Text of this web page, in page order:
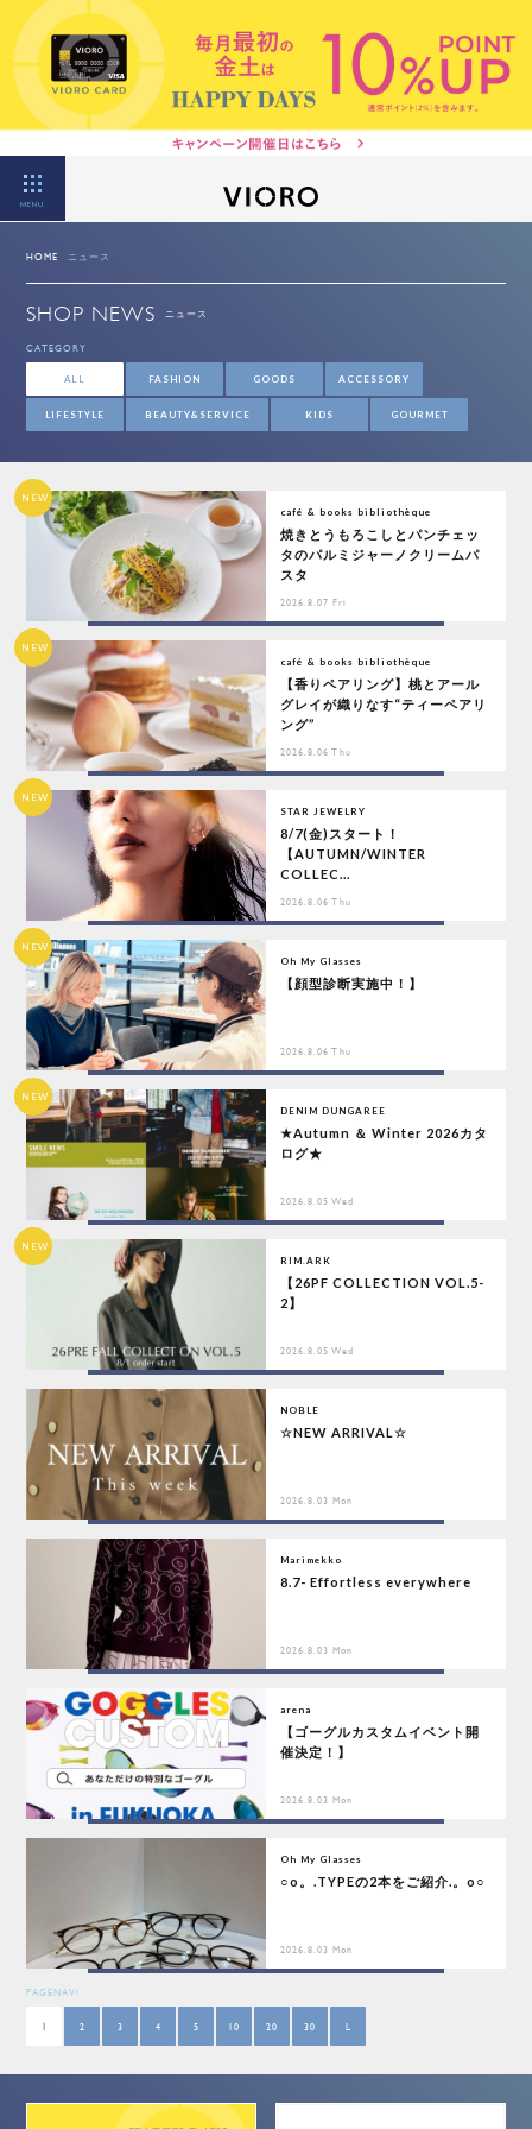
MENU
HOME ニュース
SHOP NEWS ニュース
CATEGORY
ALL FASHION GOODS ACCESSORY
LIFESTYLE BEAUTY&SERVICE KIDS GOURMET
NEW
café & books bibliothèque
焼きとうもろこしとパンチェッ
タのパルミジャーノクリームパ
スタ
2026.8.07 Fri
NEW
café & books bibliothèque
【香りペアリング】桃とアール
グレイが織りなす“ティーペアリ
ング”
2026.8.06 Thu
NEW
STAR JEWELRY
8/7(金)スタート！
【AUTUMN/WINTER
COLLEC...
2026.8.06 Thu
NEW
Oh My Glasses
【顔型診断実施中！】
2026.8.06 Thu
NEW
DENIM DUNGAREE
★Autumn ＆ Winter 2026カタ
ログ★
2026.8.05 Wed
NEW
RIM.ARK
【26PF COLLECTION VOL.5-
2】
2026.8.05 Wed
NOBLE
☆NEW ARRIVAL☆
2026.8.03 Mon
Marimekko
8.7- Effortless everywhere
2026.8.03 Mon
arena
【ゴーグルカスタムイベント開
催決定！】
2026.8.03 Mon
Oh My Glasses
○o。.TYPEの2本をご紹介.。o○
2026.8.03 Mon
PAGENAVI
1 2 3 4 5 10 20 30 L